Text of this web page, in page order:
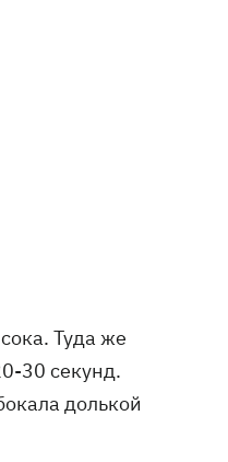
Туда же
30 секунд.
долькой